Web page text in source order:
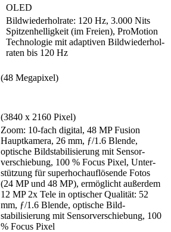
OLED
Bildwiederholrate: 120 Hz, 3.000 Nits
Spitzen­helligkeit (im Freien), ProMotion
Techno­lo­gie mit adaptiven Bildwiederhol­
raten bis 120 Hz
(48 Megapixel)
(3840 x 2160 Pixel)
Zoom: 10-fach digital, 48 MP Fusion
Haupt­kamera, 26 mm, ƒ/1.6 Blende,
optische Bild­stabilisierung mit Sensor­
verschiebung, 100 % Focus Pixel, Unter­
stüt­zung für super­hochauflösende Fotos
(24 MP und 48 MP), ermög­licht außer­dem
12 MP 2x Tele in optischer Qualität: 52
mm, ƒ/1.6 Blende, optische Bild­
stabilisierung mit Sensor­verschiebung, 100
% Focus Pixel